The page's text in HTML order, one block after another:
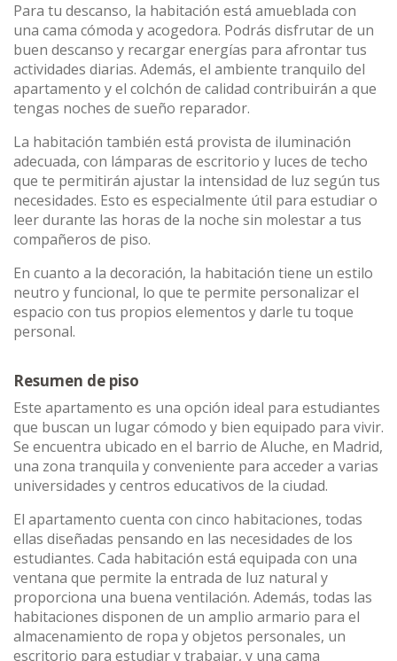
Para tu descanso, la habitación está amueblada con
una cama cómoda y acogedora. Podrás disfrutar de un
buen descanso y recargar energías para afrontar tus
actividades diarias. Además, el ambiente tranquilo del
apartamento y el colchón de calidad contribuirán a que
tengas noches de sueño reparador.
La habitación también está provista de iluminación
adecuada, con lámparas de escritorio y luces de techo
que te permitirán ajustar la intensidad de luz según tus
necesidades. Esto es especialmente útil para estudiar o
leer durante las horas de la noche sin molestar a tus
compañeros de piso.
En cuanto a la decoración, la habitación tiene un estilo
neutro y funcional, lo que te permite personalizar el
espacio con tus propios elementos y darle tu toque
personal.
Resumen de piso
Este apartamento es una opción ideal para estudiantes
que buscan un lugar cómodo y bien equipado para vivir.
Se encuentra ubicado en el barrio de Aluche, en Madrid,
una zona tranquila y conveniente para acceder a varias
universidades y centros educativos de la ciudad.
El apartamento cuenta con cinco habitaciones, todas
ellas diseñadas pensando en las necesidades de los
estudiantes. Cada habitación está equipada con una
ventana que permite la entrada de luz natural y
proporciona una buena ventilación. Además, todas las
habitaciones disponen de un amplio armario para el
almacenamiento de ropa y objetos personales, un
escritorio para estudiar y trabajar, y una cama